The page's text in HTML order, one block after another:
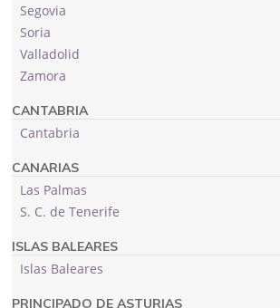
Segovia
Soria
Valladolid
Zamora
CANTABRIA
Cantabria
CANARIAS
Las Palmas
S. C. de Tenerife
ISLAS BALEARES
Islas Baleares
PRINCIPADO DE ASTURIAS